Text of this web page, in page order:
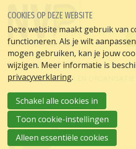
HOME
HR ACTUEEL
NVP AAN TAFEL: HR EN ORGANISATIE
13-01-
2022
COOKIES OP DEZE WEBSITE
Deze website maakt gebruik van
functioneren. Als je wilt
mogen gebruiken, kan je jouw
wijzigen. Meer informatie is
privacyverklaring.
Schakel alle cookies in
Toon cookie-instellingen
Alleen essentiële cookies